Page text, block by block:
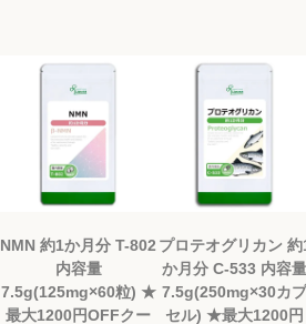
NMN 約1か月分 T-802
内容量
7.5g(125mg×60粒) ★
最大1200円OFFクー
プロテオグリカン 約
か月分 C-533 内容量
7.5g(250mg×30カプ
セル) ★最大1200円